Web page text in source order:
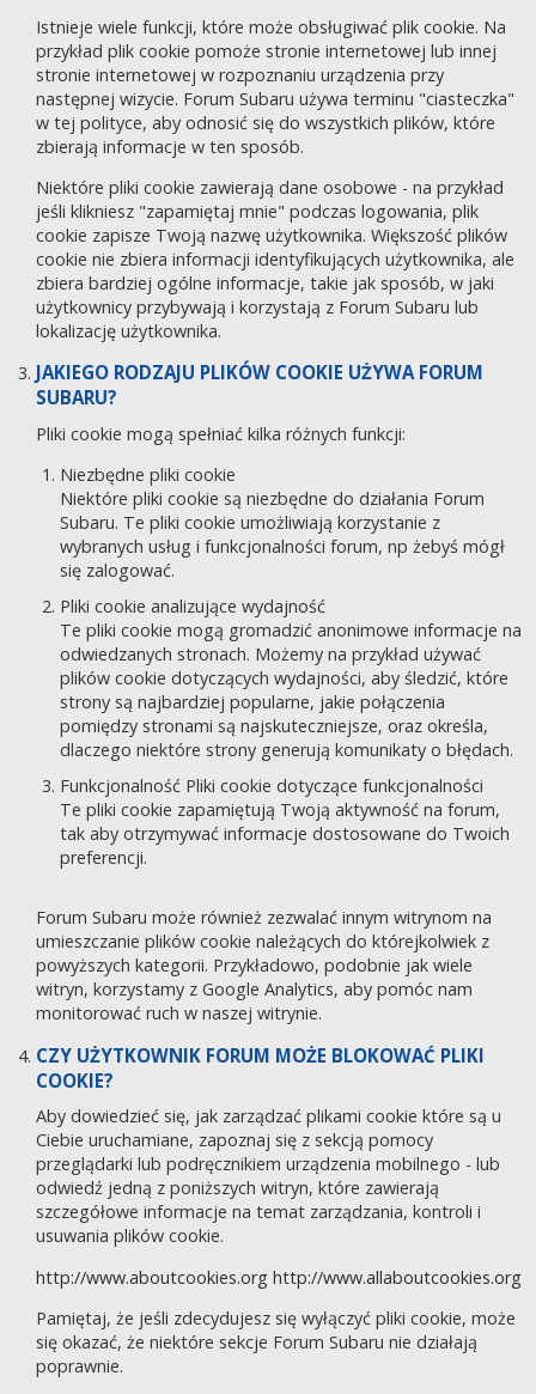
Istnieje wiele funkcji, które może obsługiwać plik cookie. Na
przykład plik cookie pomoże stronie internetowej lub innej
stronie internetowej w rozpoznaniu urządzenia przy
następnej wizycie. Forum Subaru używa terminu "ciasteczka"
w tej polityce, aby odnosić się do wszystkich plików, które
zbierają informacje w ten sposób.
Niektóre pliki cookie zawierają dane osobowe - na przykład
jeśli klikniesz "zapamiętaj mnie" podczas logowania, plik
cookie zapisze Twoją nazwę użytkownika. Większość plików
cookie nie zbiera informacji identyfikujących użytkownika, ale
zbiera bardziej ogólne informacje, takie jak sposób, w jaki
użytkownicy przybywają i korzystają z Forum Subaru lub
lokalizację użytkownika.
JAKIEGO RODZAJU PLIKÓW COOKIE UŻYWA FORUM
SUBARU?
Pliki cookie mogą spełniać kilka różnych funkcji:
Niezbędne pliki cookie
Niektóre pliki cookie są niezbędne do działania Forum
Subaru. Te pliki cookie umożliwiają korzystanie z
wybranych usług i funkcjonalności forum, np żebyś mógł
się zalogować.
Pliki cookie analizujące wydajność
Te pliki cookie mogą gromadzić anonimowe informacje na
odwiedzanych stronach. Możemy na przykład używać
plików cookie dotyczących wydajności, aby śledzić, które
strony są najbardziej popularne, jakie połączenia
pomiędzy stronami są najskuteczniejsze, oraz określa,
dlaczego niektóre strony generują komunikaty o błędach.
Funkcjonalność Pliki cookie dotyczące funkcjonalności
Te pliki cookie zapamiętują Twoją aktywność na forum,
tak aby otrzymywać informacje dostosowane do Twoich
preferencji.
Forum Subaru może również zezwalać innym witrynom na
umieszczanie plików cookie należących do którejkolwiek z
powyższych kategorii. Przykładowo, podobnie jak wiele
witryn, korzystamy z Google Analytics, aby pomóc nam
monitorować ruch w naszej witrynie.
CZY UŻYTKOWNIK FORUM MOŻE BLOKOWAĆ PLIKI
COOKIE?
Aby dowiedzieć się, jak zarządzać plikami cookie które są u
Ciebie uruchamiane, zapoznaj się z sekcją pomocy
przeglądarki lub podręcznikiem urządzenia mobilnego - lub
odwiedź jedną z poniższych witryn, które zawierają
szczegółowe informacje na temat zarządzania, kontroli i
usuwania plików cookie.
http://www.aboutcookies.org http://www.allaboutcookies.org
Pamiętaj, że jeśli zdecydujesz się wyłączyć pliki cookie, może
się okazać, że niektóre sekcje Forum Subaru nie działają
poprawnie.